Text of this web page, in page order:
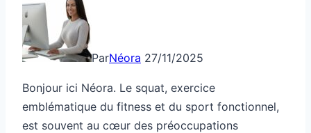
ParNéora 27/11/2025
Bonjour ici Néora. Le squat, exercice
emblématique du fitness et du sport fonctionnel,
est souvent au cœur des préoccupations